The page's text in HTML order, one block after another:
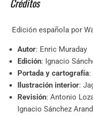
Créditos
Edición española por
Autor: Enric Muraday
Edición: Ignacio
Portada y cartografía:
Ilustración interior:
Revisión: Antonio
Ignacio Sánchez